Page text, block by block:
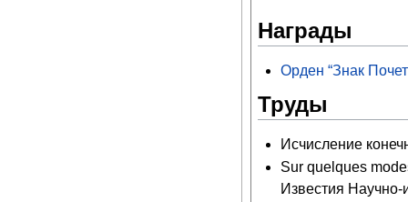
Награды
Орден “Знак
Труды
Исчисление
Sur quelques
Известия Научно-